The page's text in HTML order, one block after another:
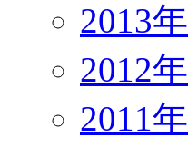
2013年
2012年
2011年